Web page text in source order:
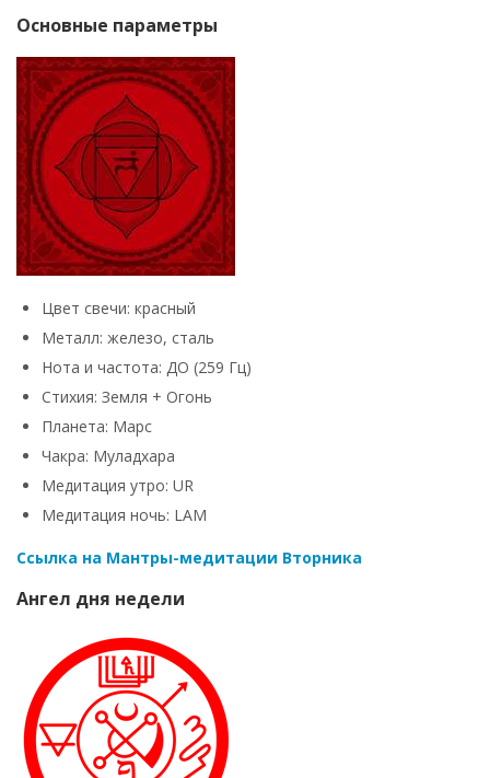
Основные параметры
Цвет свечи: красный
Металл: железо, сталь
Нота и частота: ДО (259 Гц)
Стихия: Земля + Огонь
Планета: Марс
Чакра: Муладхара
Медитация утро: UR
Медитация ночь: LAM
Ссылка на Мантры-медитации Вторника
Ангел дня недели